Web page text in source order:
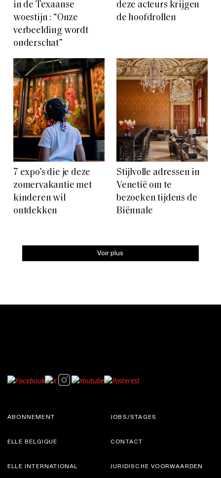
in de Texaanse
woestijn : “Onze
verbeelding wordt
onderschat”
deze acteurs krijgen
de hoofdrollen
7 expo’s die je deze
zomervakantie met
kinderen wil
ontdekken
Stijlvolle adressen in
Venetië om te
bezoeken tijdens de
Biënnale
Voir plus
ABONNEMENT
ELLE BELGIQUE
JOBS/STAGES
CONTACT
ELLE INTERNATIONAL JURIDISCHE VOORWAARDEN